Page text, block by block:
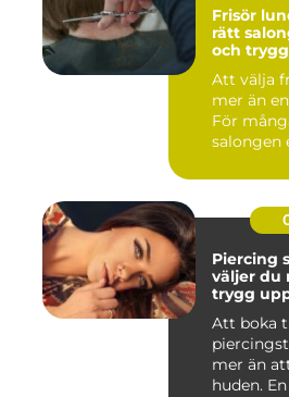
Frisör lund så hittar
rätt
och
Att välja
mer än
För
salongen
Piercing
väljer du
trygg
Att boka
mer än
huden.